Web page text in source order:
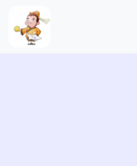
跳转到主要内容